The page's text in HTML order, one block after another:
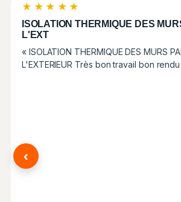
‹
★★★★★
ISOLATION THERMIQUE DES
L'EXT
« ISOLATION THERMIQUE DES MURS
L'EXTERIEUR Très bon travail bon